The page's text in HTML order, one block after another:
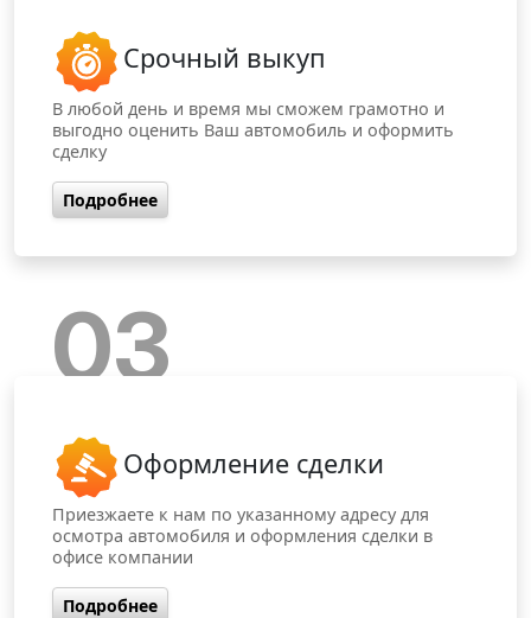
Срочный выкуп
В любой день и время мы сможем грамотно и
выгодно оценить Ваш автомобиль и оформить
сделку
Подробнее
03
Оформление сделки
Приезжаете к нам по указанному адресу для
осмотра автомобиля и оформления сделки в
офисе компании
Подробнее